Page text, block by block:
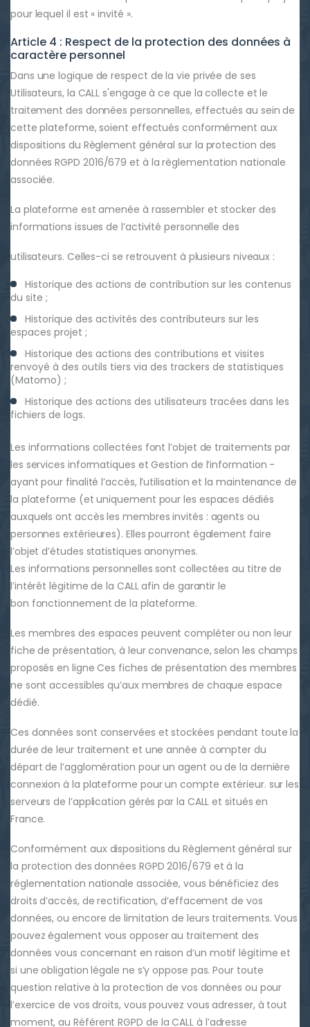
pour lequel il est « invité ».
Article 4 : Respect de la protection des données à
caractère personnel
Dans une logique de respect de la vie privée de ses
Utilisateurs, la CALL s'engage à ce que la collecte et le
traitement des données personnelles, effectués au sein de
cette plateforme, soient effectués conformément aux
dispositions du Règlement général sur la protection des
données RGPD 2016/679 et à la règlementation nationale
associée.
La plateforme est amenée à rassembler et stocker des
informations issues de l’activité personnelle des
utilisateurs. Celles-ci se retrouvent à plusieurs niveaux :
Historique des actions de contribution sur les contenus
du site ;
Historique des activités des contributeurs sur les
espaces projet ;
Historique des actions des contributions et visites
renvoyé à des outils tiers via des trackers de statistiques
(Matomo) ;
Historique des actions des utilisateurs tracées dans les
fichiers de logs.
Les informations collectées font l’objet de traitements par
les services informatiques et Gestion de l’information -
ayant pour finalité l’accès, l’utilisation et la maintenance de
la plateforme (et uniquement pour les espaces dédiés
auxquels ont accès les membres invités : agents ou
personnes extérieures). Elles pourront également faire
l’objet d’études statistiques anonymes.
Les informations personnelles sont collectées au titre de
l’intérêt légitime de la CALL afin de garantir le
bon fonctionnement de la plateforme.
Les membres des espaces peuvent compléter ou non leur
fiche de présentation, à leur convenance, selon les champs
proposés en ligne Ces fiches de présentation des membres
ne sont accessibles qu’aux membres de chaque espace
dédié.
Ces données sont conservées et stockées pendant toute la
durée de leur traitement et une année à compter du
départ de l’agglomération pour un agent ou de la dernière
connexion à la plateforme pour un compte extérieur. sur les
serveurs de l’application gérés par la CALL et situés en
France.
Conformément aux dispositions du Règlement général sur
la protection des données RGPD 2016/679 et à la
réglementation nationale associée, vous bénéficiez des
droits d’accès, de rectification, d’effacement de vos
données, ou encore de limitation de leurs traitements. Vous
pouvez également vous opposer au traitement des
données vous concernant en raison d’un motif légitime et
si une obligation légale ne s’y oppose pas. Pour toute
question relative à la protection de vos données ou pour
l’exercice de vos droits, vous pouvez vous adresser, à tout
moment, au Référent RGPD de la CALL à l’adresse